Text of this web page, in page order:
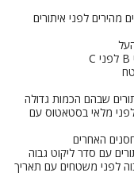
מהירים לפני איתורים
מלאי בסטאטוס עם
לפני משטחים עם תאריך